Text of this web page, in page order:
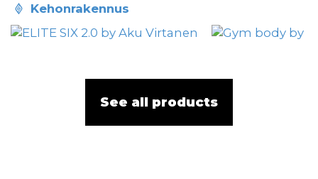
kehonrakennus
See all products